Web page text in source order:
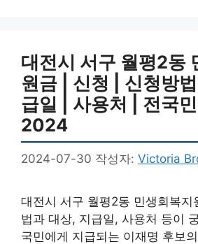
대전시 서구 월평2동
원금 | 신청 | 신청방
급일 | 사용처 | 전국민
2024
2024-07-30 작성자: Victoria
대전시 서구 월평2동 민생회복지
법과 대상, 지급일, 사용처 등이
국민에게 지급되는 이재명 후보